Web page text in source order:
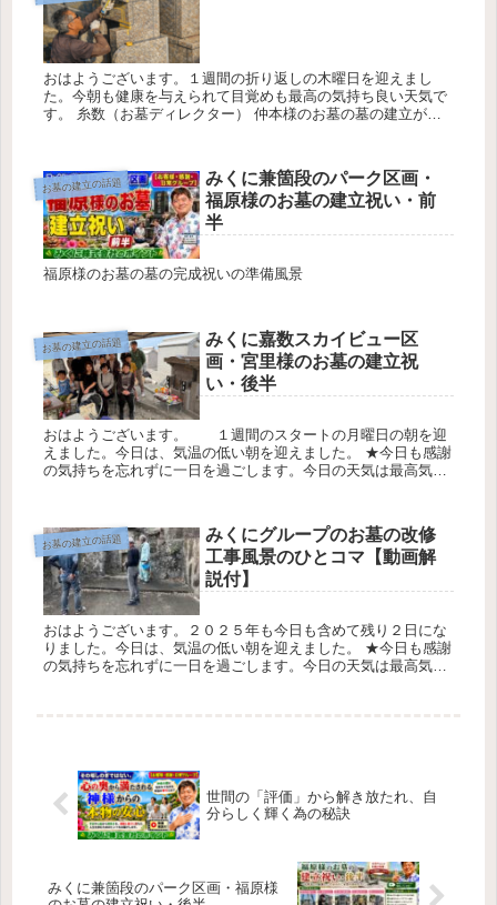
おはようございます。１週間の折り返しの木曜日を迎えまし
た。今朝も健康を与えられて目覚めも最高の気持ち良い天気で
す。 糸数（お墓ディレクター） 仲本様のお墓の墓の建立が終
お墓の建立の話題
みくに兼箇段のパーク区画・
福原様のお墓の建立祝い・前
半
福原様のお墓の墓の完成祝いの準備風景
お墓の建立の話題
みくに嘉数スカイビュー区
画・宮里様のお墓の建立祝
い・後半
おはようございます。 １週間のスタートの月曜日の朝を迎
えました。今日は、気温の低い朝を迎えました。 ★今日も感謝
の気持ちを忘れずに一日を過ごします。今日の天気は最高気温
お墓の建立の話題
みくにグループのお墓の改修
工事風景のひとコマ【動画解
説付】
おはようございます。２０２５年も今日も含めて残り２日にな
りました。今日は、気温の低い朝を迎えました。 ★今日も感謝
の気持ちを忘れずに一日を過ごします。今日の天気は最高気温
世間の「評価」から解き放たれ、自
分らしく輝く為の秘訣
みくに兼箇段のパーク区画・福原様